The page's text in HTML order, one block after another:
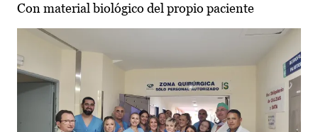
Con material biológico del propio paciente